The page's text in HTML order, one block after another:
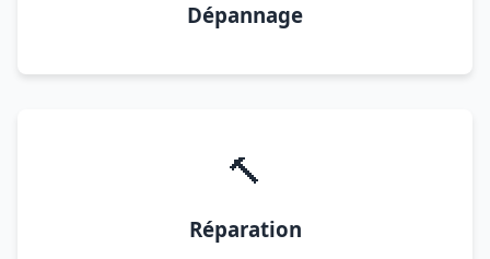
Dépannage
🔨
Réparation